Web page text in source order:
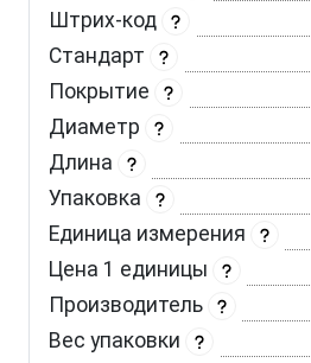
Штрих-код
Стандарт
Покрытие
Диаметр
Длина
Упаковка
Единица измерения
Цена 1 единицы
Производитель
Вес упаковки